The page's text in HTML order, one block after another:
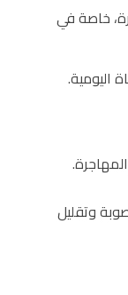
خاصة في
اليومية.
وتقليل